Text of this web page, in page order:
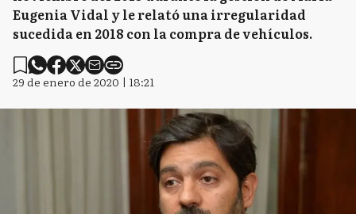
Eugenia Vidal y le relató una irregularidad
sucedida en 2018 con la compra de vehículos.
29 de enero de 2020 | 18:21